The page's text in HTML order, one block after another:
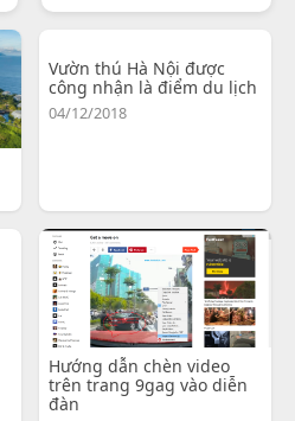
Vườn thú Hà Nội được
công nhận là điểm du lịch
04/12/2018
Hướng dẫn chèn video
trên trang 9gag vào diễn
đàn